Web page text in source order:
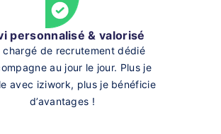
personnalisé & valorisé
chargé de recrutement dédié
au jour le jour. Plus je
avec iziwork, plus je bénéficie
d’avantages !